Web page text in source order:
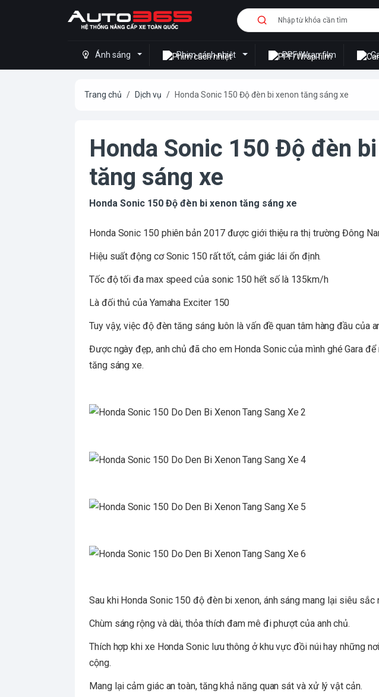
Ánh sáng Phim cách nhiệt PPF/Wrap film
Trang chủ Dịch vụ Honda Sonic 150 Độ đèn bi xenon tăng sáng xe
Honda Sonic 150 Độ đèn
tăng sáng xe
Honda Sonic 150 Độ đèn bi xenon tăng sáng xe
Honda Sonic 150 phiên bản 2017 được giới thiệu ra thị trường Đông
Hiệu suất động cơ Sonic 150 rất tốt, cảm giác lái ổn định.
Tốc độ tối đa max speed của sonic 150 hết số là 135km/h
Là đối thủ của Yamaha Exciter 150
Tuy vậy, việc độ đèn tăng sáng luôn là vấn đề quan tâm hàng đầu của
Được ngày đẹp, anh chủ đã cho em Honda Sonic của mình ghé Gara
tăng sáng xe.
Sau khi Honda Sonic 150 độ đèn bi xenon, ánh sáng mang lại siêu sắc
Chùm sáng rộng và dài, thỏa thích đam mê đi phượt của anh chủ.
Thích hợp khi xe Honda Sonic lưu thông ở khu vực đồi núi hay những
cộng.
Mang lại cảm giác an toàn, tăng khả năng quan sát và xử lý vật cản.